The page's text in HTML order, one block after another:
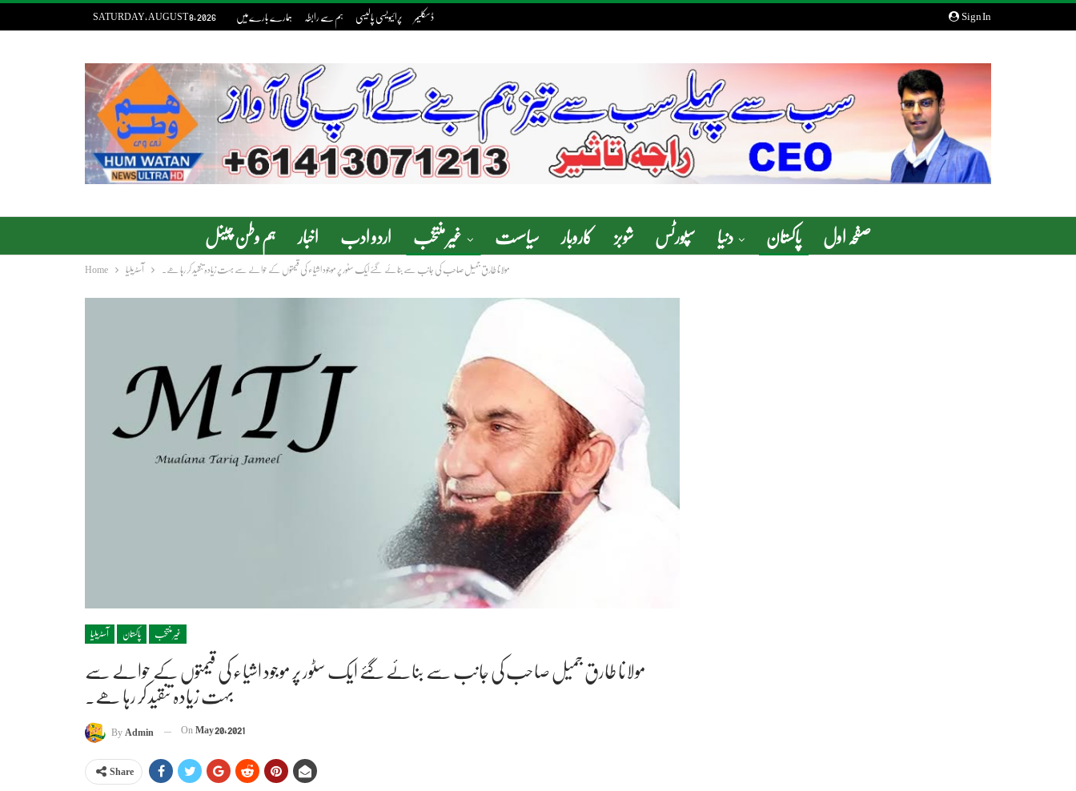
Sign In
SATURDAY, AUGUST 8, 2026 ہمارے بارے میں ہم سے رابطہ پرائیویسی پالیسی ڈسکلیمر
ہم وطن چینل اخبار اردو ادب غیر منتخب سیاسست کاروبار شوبز سپورٹس دنیا پاکستان صفحہ اول
Home آسٹریلیا مولانا طارق جمیل صاحب کی جانب سے بنائے گئے ایک سٹور پر موجود اشیاء کی قیمتوں کے حوالے سے بہت زیادہ تنقید کر رہا ھے۔
آسٹریلیا پاکستان غیر منتخب
مولانا طارق جمیل صاحب کی جانب سے بنائے گئے ایک سٹور پر موجود اشیاء کی قیمتوں کے حوالے سے
بہت زیادہ تنقید کر رہا ھے۔
ByAdmin OnMay 20, 2021
Share